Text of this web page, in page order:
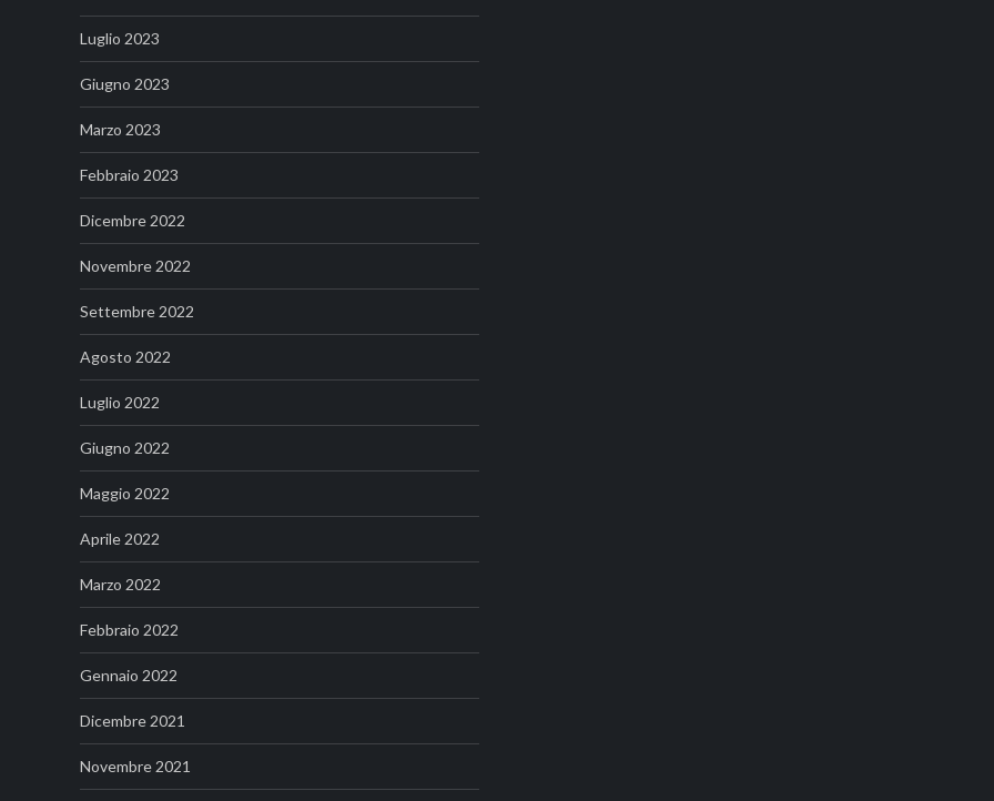
Luglio 2023
Giugno 2023
Marzo 2023
Febbraio 2023
Dicembre 2022
Novembre 2022
Settembre 2022
Agosto 2022
Luglio 2022
Giugno 2022
Maggio 2022
Aprile 2022
Marzo 2022
Febbraio 2022
Gennaio 2022
Dicembre 2021
Novembre 2021